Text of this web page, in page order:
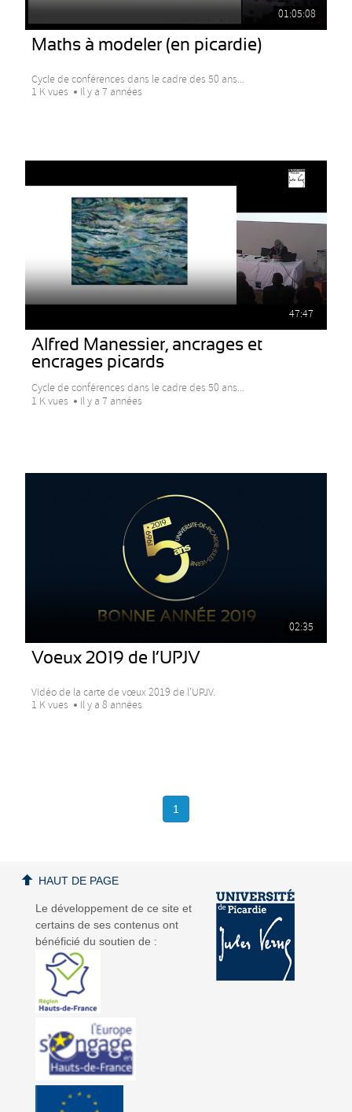
01:05:08
Maths à modeler (en picardie)
Cycle de conférences dans le cadre des 50 ans...
1 K vues
Il y a 7 années
47:47
Alfred Manessier, ancrages et
encrages picards
Cycle de conférences dans le cadre des 50 ans...
1 K vues
Il y a 7 années
02:35
Voeux 2019 de l’UPJV
Vidéo de la carte de vœux 2019 de l’UPJV.
1 K vues
Il y a 8 années
1
Le développement de ce site et
certains de ses contenus ont
bénéficié du soutien de :
HAUT DE PAGE